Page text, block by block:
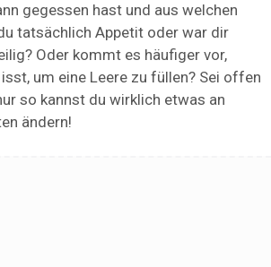
gegessen hast und aus welchen
tatsächlich Appetit oder war dir
Oder kommt es häufiger vor,
um eine Leere zu füllen? Sei offen
so kannst du wirklich etwas an
ändern!